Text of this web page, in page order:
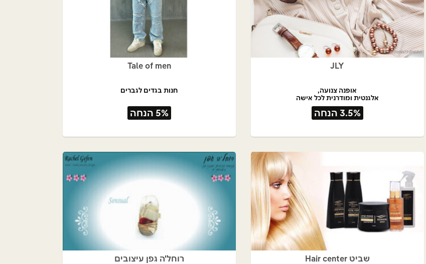
JLY
אופנה צנועה,
אלגנטית ומודרנית לכל אישה
3.5% הנחה
Tale of men
חנות בגדים לגברים
5% הנחה
שביט Hair center רוחל'ה גפן עיצובים